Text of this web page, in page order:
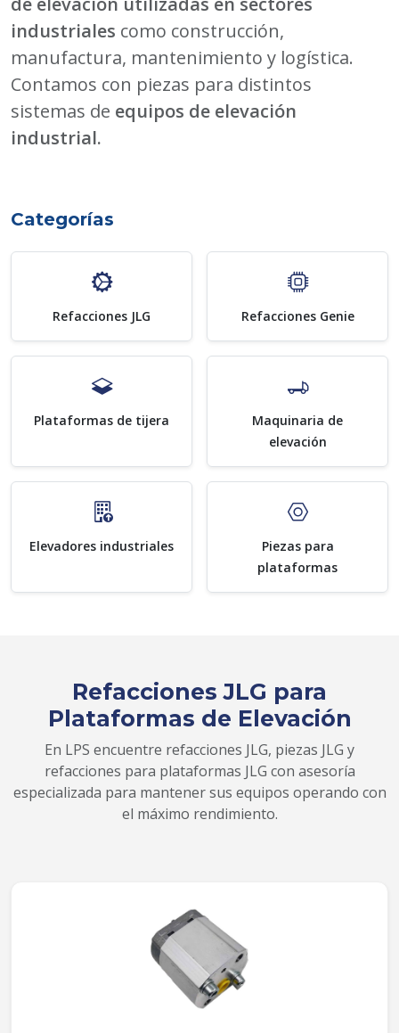
industriales como construcción,
manufactura, mantenimiento y logística.
Contamos con piezas para distintos
sistemas de equipos de elevación
industrial.
Categorías
Refacciones JLG Refacciones Genie
Plataformas de tijera
Maquinaria de
elevación
Elevadores industriales
Piezas para
plataformas
Refacciones JLG para
Plataformas de Elevación
En LPS encuentre refacciones JLG, piezas JLG y
refacciones para plataformas JLG con asesoría
especializada para mantener sus equipos operando con
el máximo rendimiento.